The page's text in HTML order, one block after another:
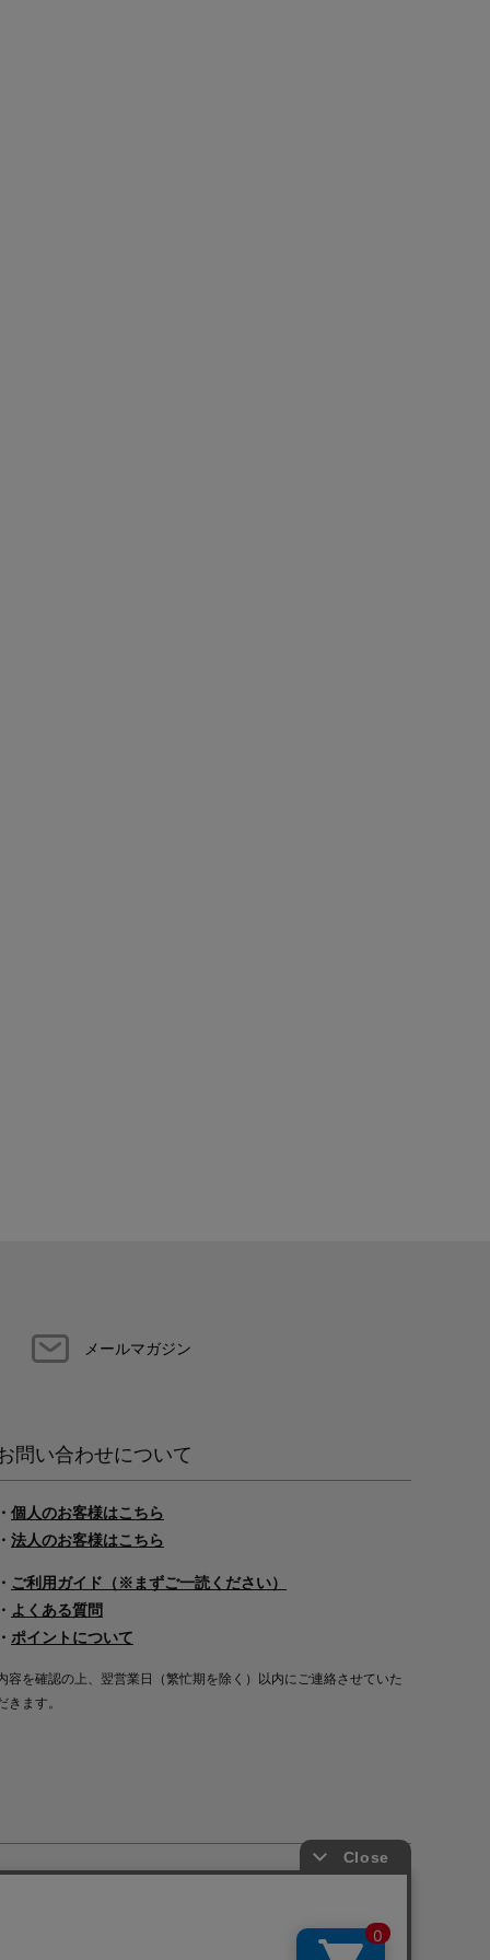
メールマガジン
問い合わせについて
・ 個人のお客様はこちら
・ 法人のお客様はこちら
・ ご利用ガイド（※まずご一読ください）
・ よくある質問
・ ポイントについて
容を確認の上、翌営業日（繁忙期を除く）以内にご連絡させていた
きます。